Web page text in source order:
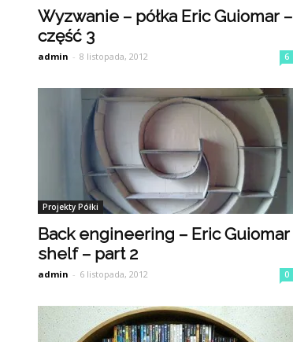
Wyzwanie – półka Eric Guiomar –
część 3
admin - 8 listopada, 2012 6
Projekty Półki
Back engineering – Eric Guiomar
shelf – part 2
admin - 6 listopada, 2012 0